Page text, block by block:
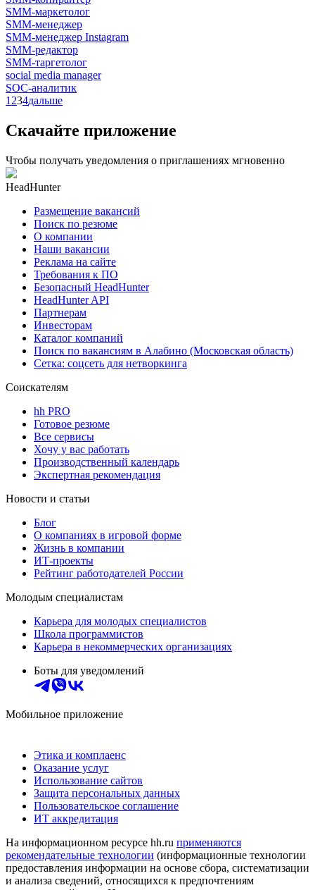
SMM-маркетолог
SMM-менеджер
SMM-менеджер Instagram
SMM-редактор
SMM-таргетолог
social media manager
SOC-аналитик
1 234дальше
Скачайте приложение
Чтобы получать уведомления о приглашениях мгновенно
HeadHunter
Размещение вакансий
Поиск по резюме
О компании
Наши вакансии
Реклама на сайте
Требования к ПО
Безопасный HeadHunter
HeadHunter API
Партнерам
Инвесторам
Каталог компаний
Поиск по вакансиям в Алабино (Московская область)
Сетка: соцсеть для нетворкинга
Соискателям
hh PRO
Готовое резюме
Все сервисы
Хочу у вас работать
Производственный календарь
Экспертная рекомендация
Новости и статьи
Блог
О компаниях в игровой форме
Жизнь в компании
ИТ-проекты
Рейтинг работодателей России
Молодым специалистам
Карьера для молодых специалистов
Школа программистов
Карьера в некоммерческих организациях
Боты для уведомлений
Мобильное приложение
Этика и комплаенс
Оказание услуг
Использование сайтов
Защита персональных данных
Пользовательское соглашение
ИТ аккредитация
На информационном ресурсе hh.ru применяются
рекомендательные технологии (информационные технологии
предоставления информации на основе сбора, систематизации
и анализа сведений, относящихся к предпочтениям